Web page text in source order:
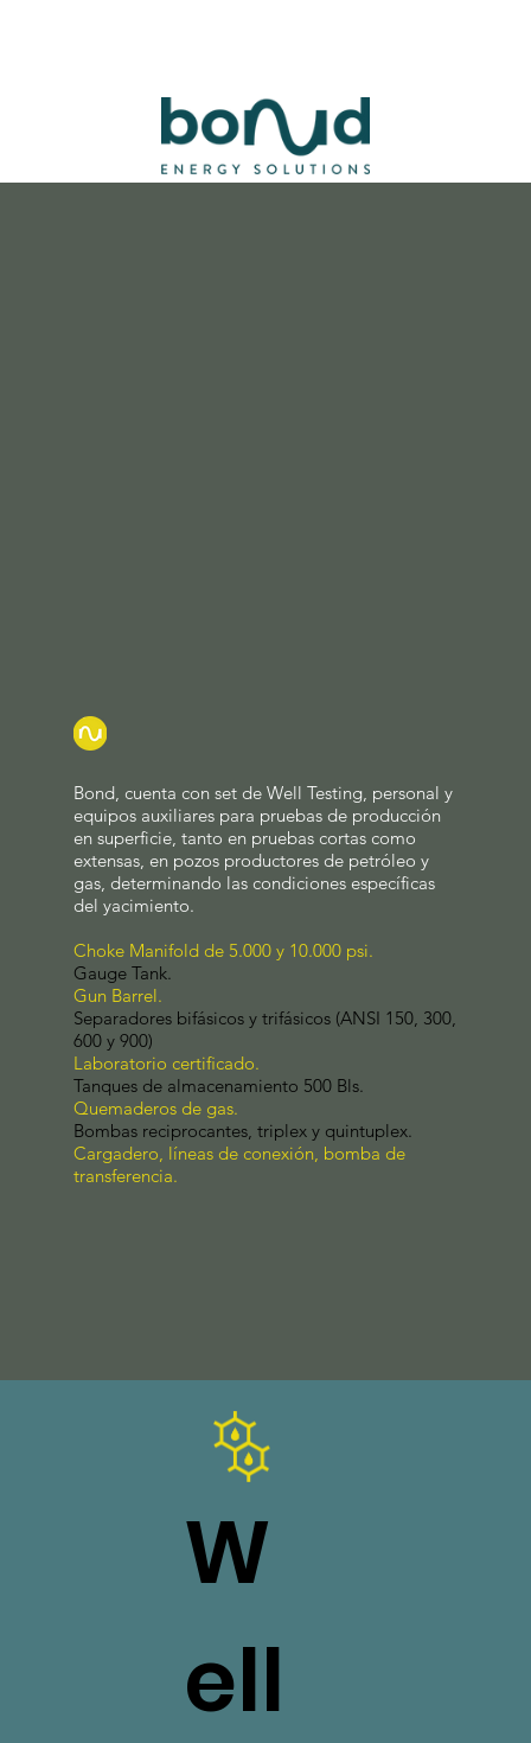
Bond, cuenta con set de Well Testing, personal y
equipos auxiliares para pruebas de producción
en superficie, tanto en pruebas cortas como
extensas, en pozos productores de petróleo y
gas, determinando las condiciones específicas
del yacimiento.
Choke Manifold de 5.000 y 10.000 psi.
Gauge Tank.
Gun Barrel.
Separadores bifásicos y trifásicos (ANSI 150, 300,
600 y 900)
Laboratorio certiﬁcado.
Tanques de almacenamiento 500 Bls.
Quemaderos de gas.
Bombas reciprocantes, triplex y quintuplex.
Cargadero, líneas de conexión, bomba de
transferencia.
W
ell